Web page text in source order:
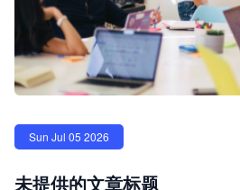
Sun Jul 05 2026
未提供的文章标题